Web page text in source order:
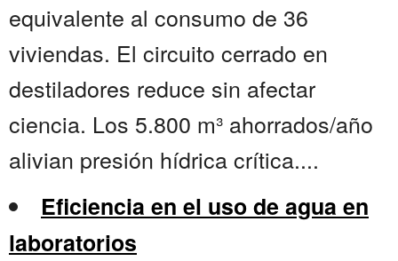
equivalente al consumo de 36
viviendas. El circuito cerrado en
destiladores reduce sin afectar
ciencia. Los 5.800 m³ ahorrados/año
alivian presión hídrica crítica....
Eficiencia en el uso de agua en
laboratorios